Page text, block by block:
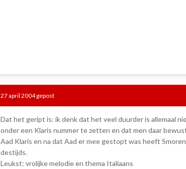
27 april 2004gepost
Dat het geript is: ik denk dat het veel duurder is allemaal
onder een Klaris nummer te zetten en dat men daar
Aad Klaris en na dat Aad er mee gestopt was heeft
destijds.
Leukst: vrolijke melodie en thema Italiaans